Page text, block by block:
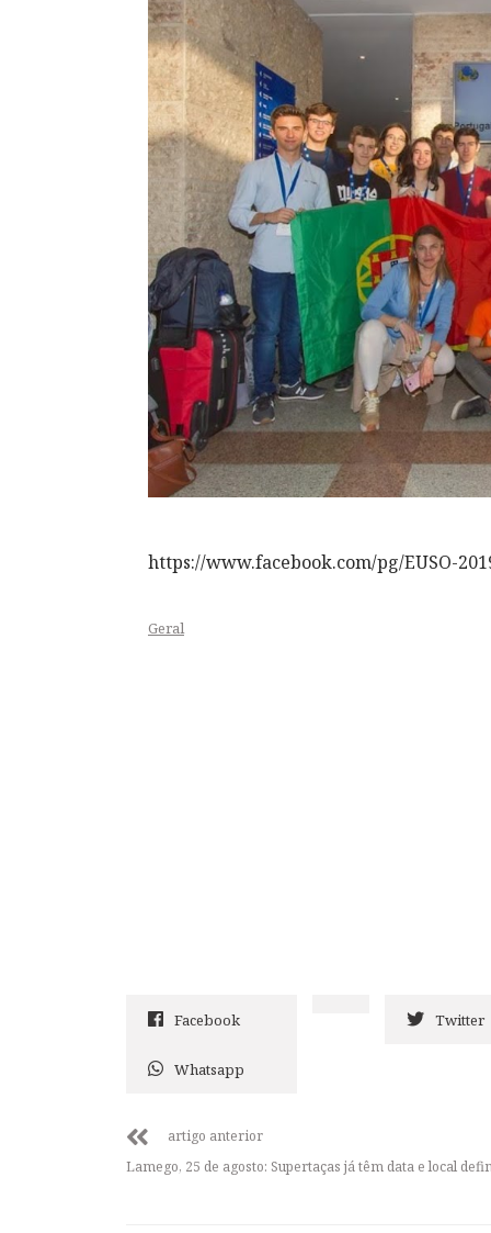
https://www.facebook.com/pg/EUSO-
Geral
Facebook Twitter
Whatsapp
artigo anterior
Lamego, 25 de agosto: Supertaças já têm data e local